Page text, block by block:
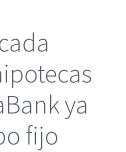
ya
fijo